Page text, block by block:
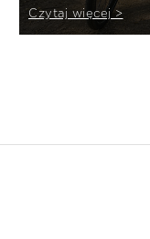
Czytaj więcej >